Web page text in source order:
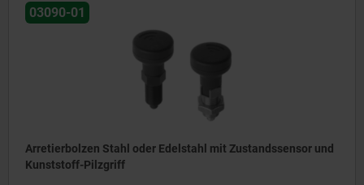
03090-01
Arretierbolzen Stahl oder Edelstahl mit Zustandssensor und
Kunststoff-Pilzgriff